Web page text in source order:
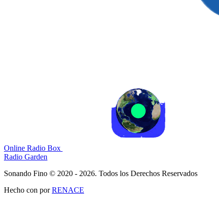
Online Radio Box
Radio Garden
Sonando Fino © 2020 - 2026. Todos los Derechos Reservados
Hecho con porRENACE